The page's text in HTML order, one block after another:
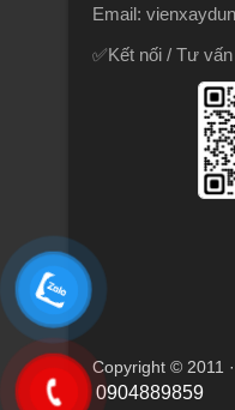
0904889859
Email:
✅Kết nối / Tư
Copyright © 2011